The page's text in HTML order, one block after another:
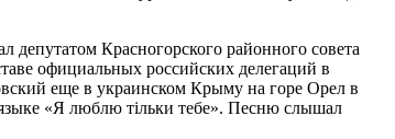
депутатом Красногорского районного совета
официальных российских делегаций в
еще в украинском Крыму на горе Орел в
языке «Я люблю тiльки тебе». Песню слышал